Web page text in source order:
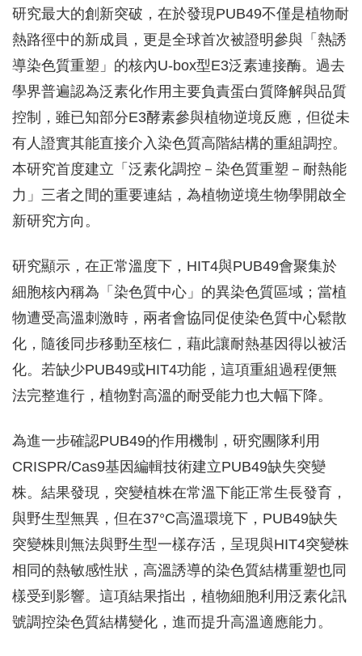
研究最大的創新突破，在於發現PUB49不僅是植物耐
熱路徑中的新成員，更是全球首次被證明參與「熱誘
導染色質重塑」的核內U-box型E3泛素連接酶。過去
學界普遍認為泛素化作用主要負責蛋白質降解與品質
控制，雖已知部分E3酵素參與植物逆境反應，但從未
有人證實其能直接介入染色質高階結構的重組調控。
本研究首度建立「泛素化調控－染色質重塑－耐熱能
力」三者之間的重要連結，為植物逆境生物學開啟全
新研究方向。
研究顯示，在正常溫度下，HIT4與PUB49會聚集於
細胞核內稱為「染色質中心」的異染色質區域；當植
物遭受高溫刺激時，兩者會協同促使染色質中心鬆散
化，隨後同步移動至核仁，藉此讓耐熱基因得以被活
化。若缺少PUB49或HIT4功能，這項重組過程便無
法完整進行，植物對高溫的耐受能力也大幅下降。
為進一步確認PUB49的作用機制，研究團隊利用
CRISPR/Cas9基因編輯技術建立PUB49缺失突變
株。結果發現，突變植株在常溫下能正常生長發育，
與野生型無異，但在37°C高溫環境下，PUB49缺失
突變株則無法與野生型一樣存活，呈現與HIT4突變株
相同的熱敏感性狀，高溫誘導的染色質結構重塑也同
樣受到影響。這項結果指出，植物細胞利用泛素化訊
號調控染色質結構變化，進而提升高溫適應能力。